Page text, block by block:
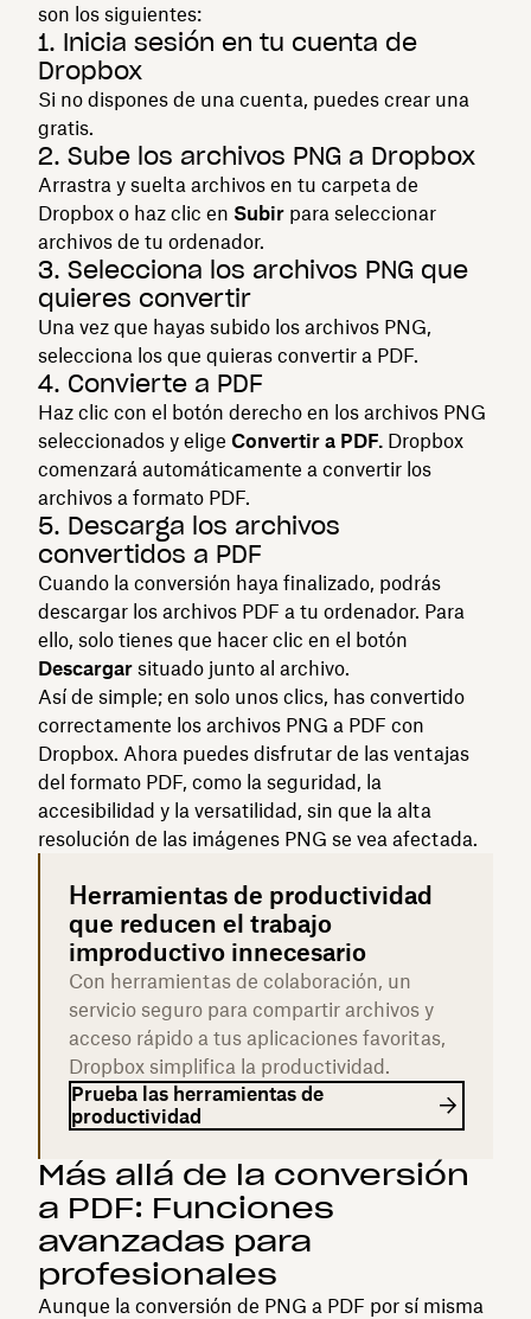
son los siguientes:
1. Inicia sesión en tu cuenta de
Dropbox
Si no dispones de una cuenta, puedes crear una
gratis.
2. Sube los archivos PNG a Dropbox
Arrastra y suelta archivos en tu carpeta de
Dropbox o haz clic en Subir para seleccionar
archivos de tu ordenador.
3. Selecciona los archivos PNG que
quieres convertir
Una vez que hayas subido los archivos PNG,
selecciona los que quieras convertir a PDF.
4. Convierte a PDF
Haz clic con el botón derecho en los archivos PNG
seleccionados y elige Convertir a PDF. Dropbox
comenzará automáticamente a convertir los
archivos a formato PDF.
5. Descarga los archivos
convertidos a PDF
Cuando la conversión haya finalizado, podrás
descargar los archivos PDF a tu ordenador. Para
ello, solo tienes que hacer clic en el botón
Descargar situado junto al archivo.
Así de simple; en solo unos clics, has convertido
correctamente los archivos PNG a PDF con
Dropbox. Ahora puedes disfrutar de las ventajas
del formato PDF, como la seguridad, la
accesibilidad y la versatilidad, sin que la alta
resolución de las imágenes PNG se vea afectada.
Herramientas de productividad
que reducen el trabajo
improductivo innecesario
Con herramientas de colaboración, un
servicio seguro para compartir archivos y
acceso rápido a tus aplicaciones favoritas,
Dropbox simplifica la productividad.
Prueba las herramientas de
productividad
Más allá de la conversión
a PDF: Funciones
avanzadas para
profesionales
Aunque la conversión de PNG a PDF por sí misma